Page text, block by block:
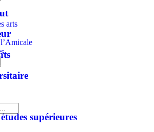
arts
supérieures